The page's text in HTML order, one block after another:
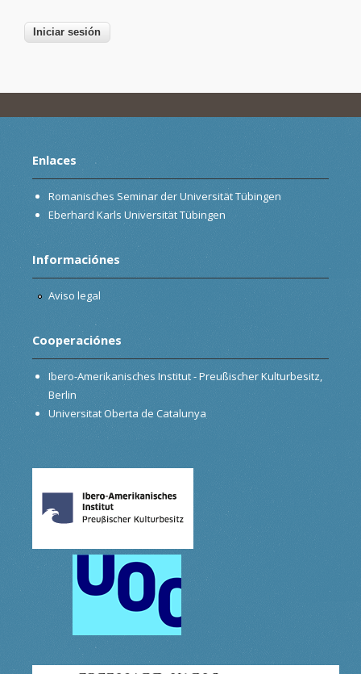
Enlaces
Romanisches Seminar der Universität Tübingen
Eberhard Karls Universität Tübingen
Informaciónes
Aviso legal
Cooperaciónes
Ibero-Amerikanisches Institut - Preußischer Kulturbesitz,
Berlin
Universitat Oberta de Catalunya